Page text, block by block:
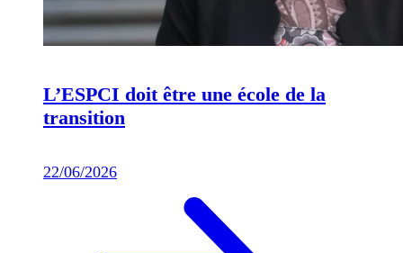
L’ESPCI doit être une école de la
transition
22/06/2026